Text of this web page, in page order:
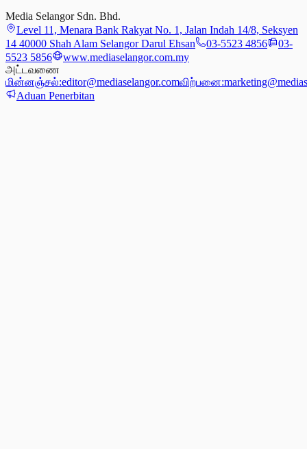
Media Selangor Sdn. Bhd.
Level 11, Menara Bank Rakyat No. 1, Jalan Indah 14/8, Seksyen
14 40000 Shah Alam Selangor Darul Ehsan
03-5523 4856
03-
5523 5856
www.mediaselangor.com.my
அட்டவணை
மின்னஞ்சல்:editor@mediaselangor.comவிற்பனை:
Aduan Penerbitan